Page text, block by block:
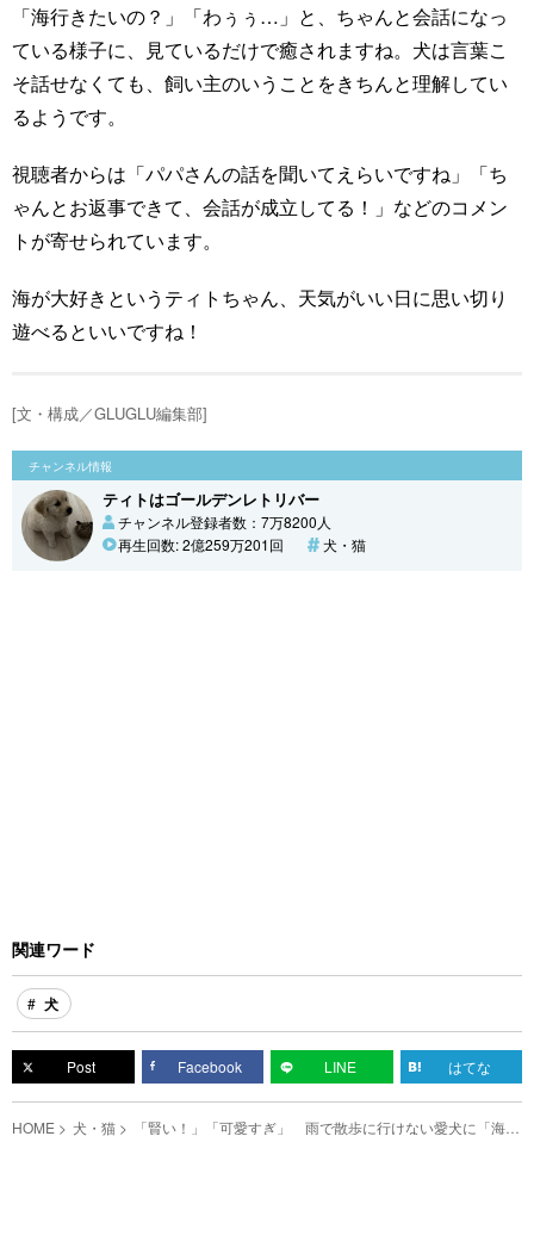
「海行きたいの？」「わぅぅ…」と、ちゃんと会話になっ
ている様子に、見ているだけで癒されますね。犬は言葉こ
そ話せなくても、飼い主のいうことをきちんと理解してい
るようです。
視聴者からは「パパさんの話を聞いてえらいですね」「ち
ゃんとお返事できて、会話が成立してる！」などのコメン
トが寄せられています。
海が大好きというティトちゃん、天気がいい日に思い切り
遊べるといいですね！
[文・構成／GLUGLU編集部]
チャンネル情報
ティトはゴールデンレトリバー
チャンネル登録者数：7万8200人
再生回数: 2億259万201回
犬・猫
関連ワード
犬
Post Facebook LINE はてな
HOME 犬・猫 「賢い！」「可愛すぎ」 雨で散歩に行けない愛犬に「海行
きたい？」と聞くと…